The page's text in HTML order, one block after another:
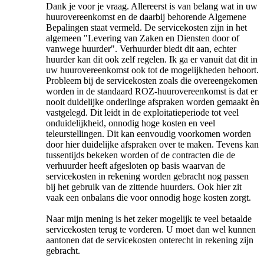
Dank je voor je vraag. Allereerst is van belang wat in uw
huurovereenkomst en de daarbij behorende Algemene
Bepalingen staat vermeld. De servicekosten zijn in het
algemeen "Levering van Zaken en Diensten door of
vanwege huurder". Verhuurder biedt dit aan, echter
huurder kan dit ook zelf regelen. Ik ga er vanuit dat dit in
uw huurovereenkomst ook tot de mogelijkheden behoort.
Probleem bij de servicekosten zoals die overeengekomen
worden in de standaard ROZ-huurovereenkomst is dat er
nooit duidelijke onderlinge afspraken worden gemaakt èn
vastgelegd. Dit leidt in de exploitatieperiode tot veel
onduidelijkheid, onnodig hoge kosten en veel
teleurstellingen. Dit kan eenvoudig voorkomen worden
door hier duidelijke afspraken over te maken. Tevens kan
tussentijds bekeken worden of de contracten die de
verhuurder heeft afgesloten op basis waarvan de
servicekosten in rekening worden gebracht nog passen
bij het gebruik van de zittende huurders. Ook hier zit
vaak een onbalans die voor onnodig hoge kosten zorgt.
Naar mijn mening is het zeker mogelijk te veel betaalde
servicekosten terug te vorderen. U moet dan wel kunnen
aantonen dat de servicekosten onterecht in rekening zijn
gebracht.